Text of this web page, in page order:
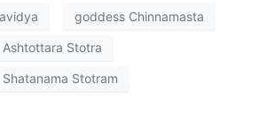
goddess Chinnamasta
Stotra
Stotram